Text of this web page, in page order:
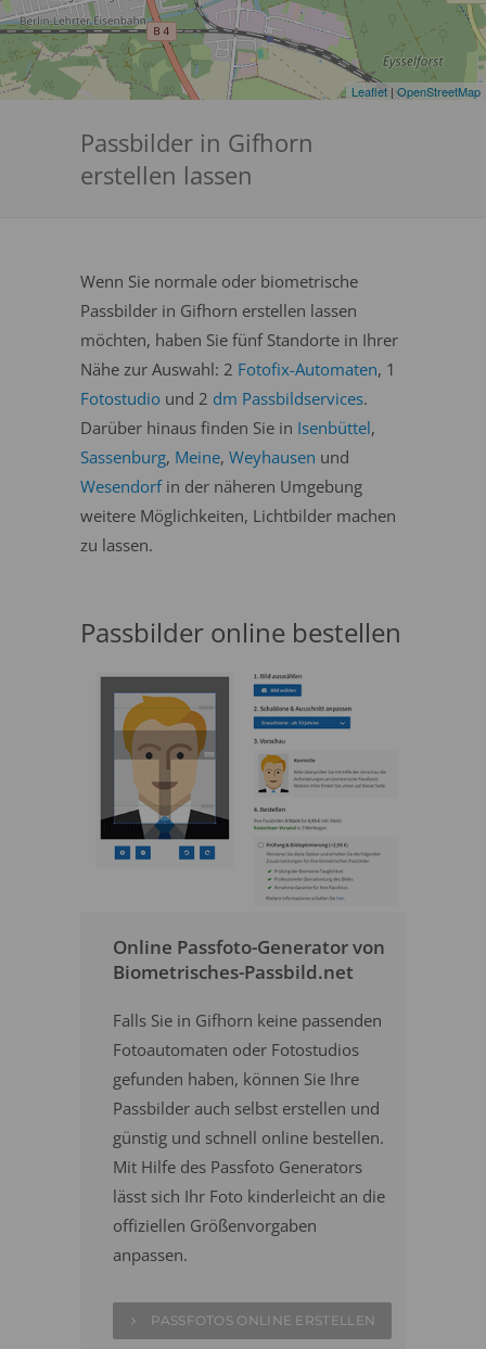
Leaflet | OpenStreetMap
Passbilder in Gifhorn
erstellen lassen
Wenn Sie normale oder biometrische
Passbilder in Gifhorn erstellen lassen
möchten, haben Sie fünf Standorte in Ihrer
Nähe zur Auswahl: 2 Fotofix-Automaten, 1
Fotostudio und 2 dm Passbildservices.
Darüber hinaus finden Sie in Isenbüttel,
Sassenburg, Meine, Weyhausen und
Wesendorfin der näheren Umgebung
weitere Möglichkeiten, Lichtbilder machen
zu lassen.
Passbilder online bestellen
Online Passfoto-Generator von
Biometrisches-Passbild.net
Falls Sie in Gifhorn keine passenden
Fotoautomaten oder Fotostudios
gefunden haben, können Sie Ihre
Passbilder auch selbst erstellen und
günstig und schnell online bestellen.
Mit Hilfe des Passfoto Generators
lässt sich Ihr Foto kinderleicht an die
offiziellen Größenvorgaben
anpassen.
PASSFOTOS ONLINE ERSTELLEN